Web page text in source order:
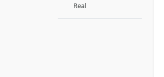
Real